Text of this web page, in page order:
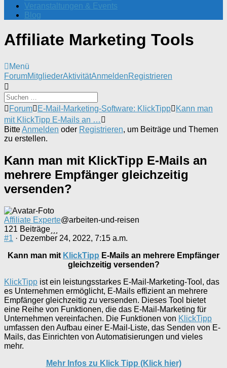
Veranstaltungen & Events
Blog
Affiliate Marketing Tools
Menü
Forum-
Navigation
ForumMitgliederAktivitätAnmeldenRegistrieren
Forum-
Breadcrumbs
-
Du
bist
Forum E-Mail-Marketing-Software: KlickTipp
Kann man
mit KlickTipp E-Mails an …
BitteAnmelden oder Registrieren, um Beiträge und Themen
zu erstellen.
Kann man mit KlickTipp E-Mails an
mehrere Empfänger gleichzeitig
versenden?
Affiliate Experte@arbeiten-und-reisen
121 Beiträge
#1 · Dezember 24, 2022, 7:15 a.m.
Kann man mit KlickTipp E-Mails an mehrere Empfänger
gleichzeitig versenden?
KlickTipp ist ein leistungsstarkes E-Mail-Marketing-Tool, das
es Unternehmen ermöglicht, E-Mails effizient an mehrere
Empfänger gleichzeitig zu versenden. Dieses Tool bietet
eine Reihe von Funktionen, die das E-Mail-Marketing für
Unternehmen vereinfachen. Die Funktionen von KlickTipp
umfassen den Aufbau einer E-Mail-Liste, das Senden von E-
Mails, das Einrichten von Automatisierungen und vieles
mehr.
Mehr Infos zu Klick Tipp (Klick hier)